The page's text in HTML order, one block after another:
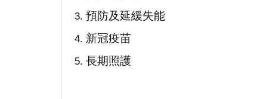
預防及延緩失能
新冠疫苗
長期照護